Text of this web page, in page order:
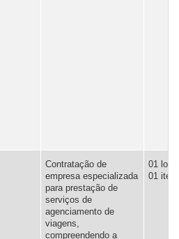
Contratação de
empresa especializada
para prestação de
serviços de
agenciamento de
viagens,
compreendendo a
01 lote,
01 item